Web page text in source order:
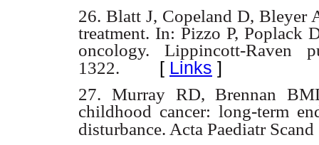
26. Blatt J, Copeland D, Bleyer
treatment. In: Pizzo P, Poplack
oncology. Lippincott-Raven
1322. [ Links ]
27. Murray RD, Brennan
childhood cancer: long-term
disturbance. Acta Paediatr